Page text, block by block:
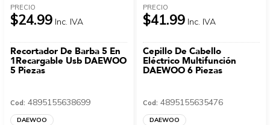
PRECIO
$24.99 Inc. IVA
Recortador De Barba 5 En
1Recargable Usb DAEWOO
5 Piezas
Cod: 4895155638699
DAEWOO
PRECIO
$41.99 Inc. IVA
Cepillo De Cabello
Eléctrico Multifunción
DAEWOO 6 Piezas
Cod: 4895155635476
DAEWOO